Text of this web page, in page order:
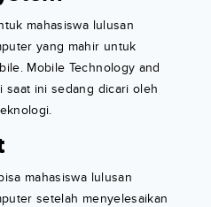
mahasiswa lulusan
yang mahir untuk
Mobile Technology and
saat ini sedang dicari oleh
mahasiswa lulusan
setelah menyelesaikan